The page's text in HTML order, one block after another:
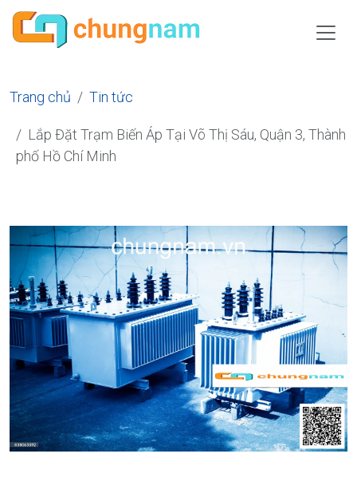
Trang chủ Tin tức
Lắp Đặt Trạm Biến Áp Tại Võ Thị Sáu, Quận 3, Thành
phố Hồ Chí Minh